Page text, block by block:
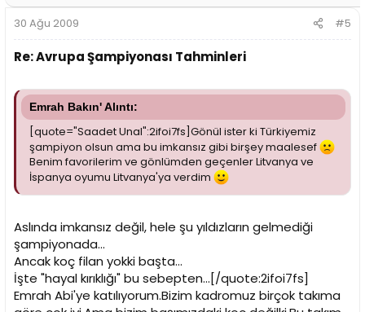
30 Ağu 2009 #5
Re: Avrupa Şampiyonası Tahminleri
Emrah Bakın' Alıntı:
[quote="Saadet Unal":2ifoi7fs]Gönül ister ki Türkiyemiz
şampiyon olsun ama bu imkansız gibi birşey maalesef
Benim favorilerim ve gönlümden geçenler Litvanya ve
İspanya oyumu Litvanya'ya verdim
Aslında imkansız değil, hele şu yıldızların gelmediği
şampiyonada...
Ancak koç filan yokki başta...
İşte "hayal kırıklığı" bu sebepten...[/quote:2ifoi7fs]
Emrah Abi'ye katılıyorum.Bizim kadromuz birçok takıma